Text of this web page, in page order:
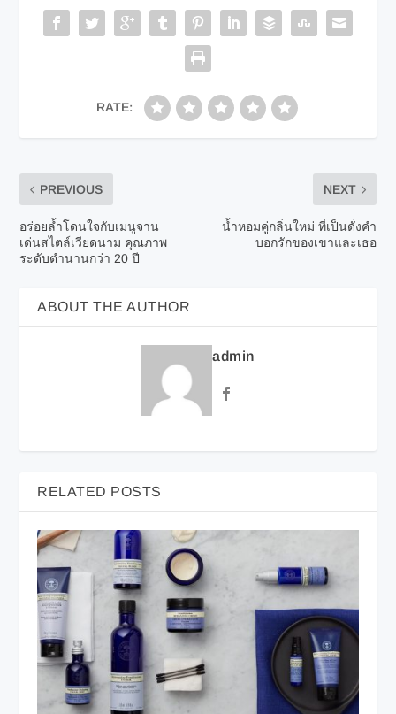
RATE:
PREVIOUS
อร่อยล้ำโดนใจกับเมนูจาน
เด่นสไตล์เวียดนาม คุณภาพ
ระดับตำนานกว่า 20 ปี
NEXT
น้ำหอมคู่กลิ่นใหม่ ที่เป็นดั่งคำ
บอกรักของเขาและเธอ
ABOUT THE AUTHOR
admin
RELATED POSTS